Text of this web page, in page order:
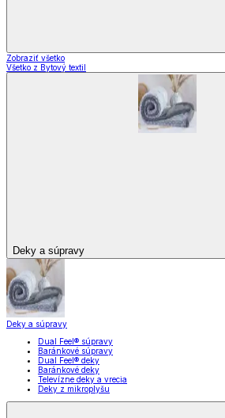
Zobraziť všetko
Všetko z Bytový textil
Deky a súpravy
Deky a súpravy
Dual Feel® súpravy
Baránkové súpravy
Dual Feel® deky
Baránkové deky
Televízne deky a vrecia
Deky z mikroplyšu